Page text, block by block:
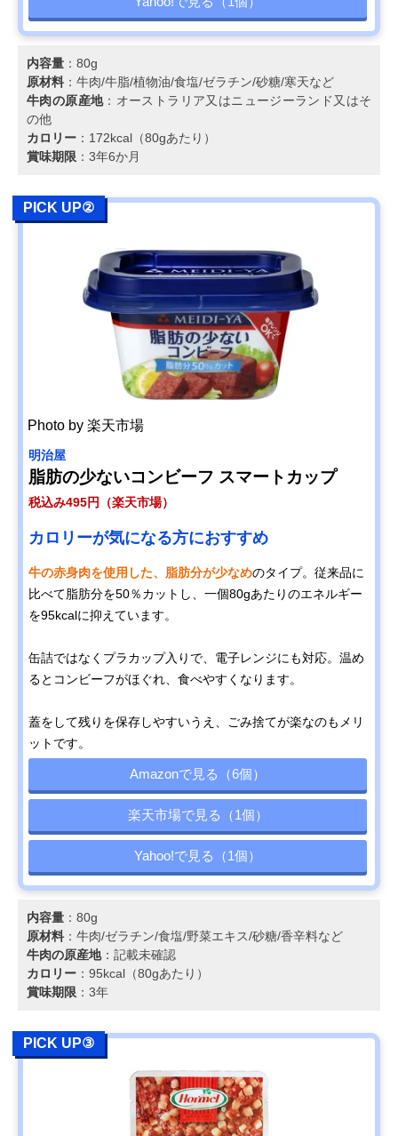
内容量 ：80g
原材料 ：牛肉/牛脂/植物油/食塩/ゼラチン/砂糖/寒天など
牛肉の原産地：オーストラリア又はニュージーランド又はそ
の他
カロリー ：172kcal（80gあたり）
賞味期限 ：3年6か月
PICK UP②
Photo by 楽天市場
明治屋
脂肪の少ないコンビーフ スマートカップ
税込み495円（楽天市場）
カロリーが気になる方におすすめ
牛の赤身肉を使用した、脂肪分が少なめのタイプ。従来品に
比べて脂肪分を50％カットし、一個80gあたりのエネルギー
を95kcalに抑えています。
缶詰ではなくプラカップ入りで、電子レンジにも対応。温め
るとコンビーフがほぐれ、食べやすくなります。
蓋をして残りを保存しやすいうえ、ごみ捨てが楽なのもメリ
ットです。
Amazonで見る（6個）
楽天市場で見る（1個）
Yahoo!で見る（1個）
内容量 ：80g
原材料 ：牛肉/ゼラチン/食塩/野菜エキス/砂糖/香辛料など
牛肉の原産地：記載未確認
カロリー ：95kcal（80gあたり）
賞味期限 ：3年
PICK UP③